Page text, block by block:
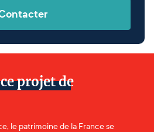
projet de
le patrimoine de la France se